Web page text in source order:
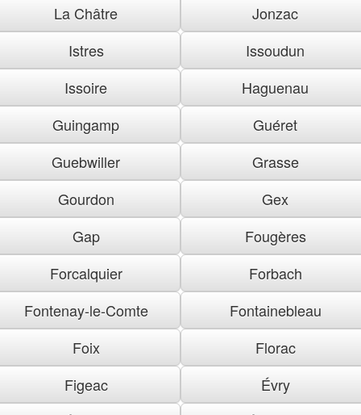
La Châtre
Jonzac
Istres
Issoudun
Issoire
Haguenau
Guingamp
Guéret
Guebwiller
Grasse
Gourdon
Gex
Gap
Fougères
Forcalquier
Forbach
Fontenay-le-Comte
Fontainebleau
Foix
Florac
Figeac
Évry